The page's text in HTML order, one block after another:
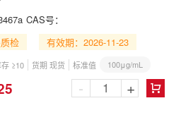
CAS号：
检
有效期：2026-11-23
存 ≥10 货期 现货 标准值 100μg/mL

- +